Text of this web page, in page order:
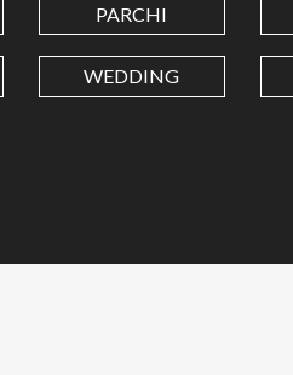
PARCHI
WEDDING